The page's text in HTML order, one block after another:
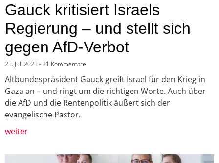
Gauck kritisiert Israels
Regierung – und stellt sich
gegen AfD-Verbot
25. Juli 2025 31 Kommentare
Altbundespräsident Gauck greift Israel für den Krieg in
Gaza an – und ringt um die richtigen Worte. Auch über
die AfD und die Rentenpolitik äußert sich der
evangelische Pastor.
weiter